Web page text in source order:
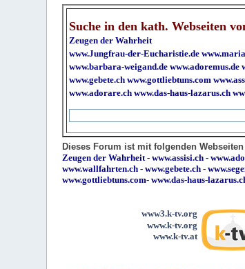
Suche in den kath. Webseiten
Zeugen der Wahrheit
www.Jungfrau-der-Eucharistie.de
www.barbara-weigand.de www.adoremus.de
www.gebete.ch www.gottliebtuns.com
www.adorare.ch www.das-haus-lazarus.ch
Dieses Forum ist mit folgenden
Zeugen der Wahrheit-www.assisi.ch -
www.wallfahrten.ch -www.gebete.ch -
www.gottliebtuns.com-www.das-haus-
www3.k-tv.org
www.k-tv.org
www.k-tv.at